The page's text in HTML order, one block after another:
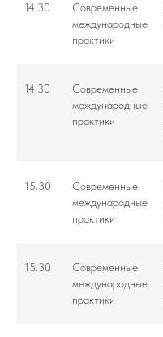
14.30
Современные
международные
практики
14.30
Современные
международные
практики
15.30
Современные
международные
практики
15.30
Современные
международные
практики